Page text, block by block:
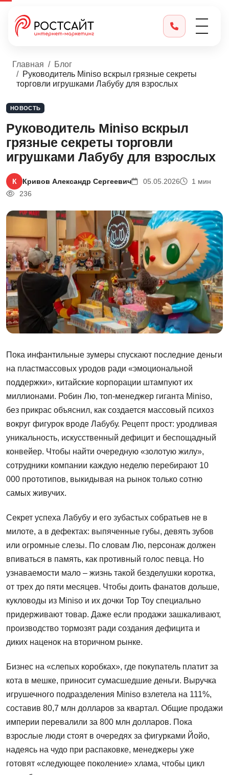
Главная
Блог
Руководитель Miniso вскрыл грязные секреты
торговли игрушками Лабубу для взрослых
НОВОСТЬ
Руководитель Miniso вскрыл
грязные секреты торговли
игрушками Лабубу для взрослых
К Кривов Александр Сергеевич 05.05.2026
1 мин
236
Пока инфантильные зумеры спускают последние деньги
на пластмассовых уродов ради «эмоциональной
поддержки», китайские корпорации штампуют их
миллионами. Робин Лю, топ-менеджер гиганта Miniso,
без прикрас объяснил, как создается массовый психоз
вокруг фигурок вроде Лабубу. Рецепт прост: уродливая
уникальность, искусственный дефицит и беспощадный
конвейер. Чтобы найти очередную «золотую жилу»,
сотрудники компании каждую неделю перебирают 10
000 прототипов, выкидывая на рынок только сотню
самых живучих.
Секрет успеха Лабубу и его зубастых собратьев не в
милоте, а в дефектах: выпяченные губы, девять зубов
или огромные слезы. По словам Лю, персонаж должен
впиваться в память, как противный голос певца. Но
узнаваемости мало – жизнь такой безделушки коротка,
от трех до пяти месяцев. Чтобы доить фанатов дольше,
кукловоды из Miniso и их дочки Top Toy специально
придерживают товар. Даже если продажи зашкаливают,
производство тормозят ради создания дефицита и
диких наценок на вторичном рынке.
Бизнес на «слепых коробках», где покупатель платит за
кота в мешке, приносит сумасшедшие деньги. Выручка
игрушечного подразделения Miniso взлетела на 111%,
составив 80,7 млн долларов за квартал. Общие продажи
империи перевалили за 800 млн долларов. Пока
взрослые люди стоят в очередях за фигурками Йойо,
надеясь на чудо при распаковке, менеджеры уже
готовят «следующее поколение» хлама, чтобы цикл